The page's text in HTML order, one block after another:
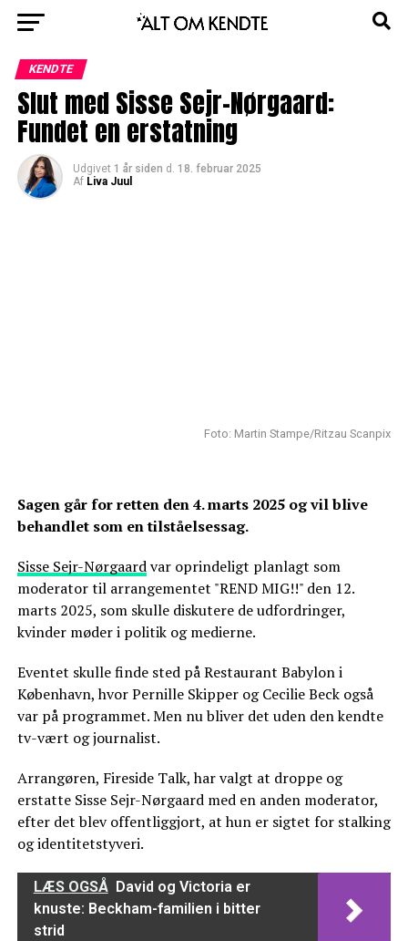
KENDTE
Slut med Sisse Sejr-Nørgaard:
Fundet en erstatning
Udgivet 1 år siden d. 18. februar 2025
Af Liva Juul
Foto: Martin Stampe/Ritzau Scanpix
Sagen går for retten den 4. marts 2025 og vil blive
behandlet som en tilståelsessag.
Sisse Sejr-Nørgaardvar oprindeligt planlagt som
moderator til arrangementet "REND MIG!!" den 12.
marts 2025, som skulle diskutere de udfordringer,
kvinder møder i politik og medierne.
Eventet skulle finde sted på Restaurant Babylon i
København, hvor Pernille Skipper og Cecilie Beck også
var på programmet. Men nu bliver det uden den kendte
tv-vært og journalist.
Arrangøren, Fireside Talk, har valgt at droppe og
erstatte Sisse Sejr-Nørgaard med en anden moderator,
efter det blev offentliggjort, at hun er sigtet for stalking
og identitetstyveri.
LÆS OGSÅ David og Victoria er
knuste: Beckham-familien i bitter
strid